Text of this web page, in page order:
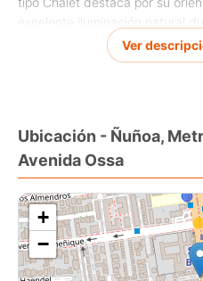
excelente iluminación natural
cuenta con un diseño
quienes buscan un hogar con
ubicación y las comodidades
más información y agendar una
Gastos Comunes: $ 12.000
Contribuciones : $ 180.000
Ver
Ubicación - Ñuñoa,
Avenida Ossa
+
−